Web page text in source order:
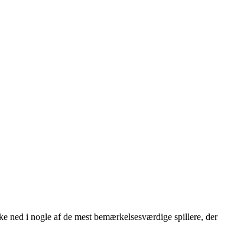
ned i nogle af de mest bemærkelsesværdige spillere, der